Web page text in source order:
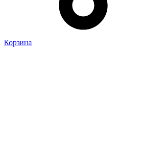
Корзина